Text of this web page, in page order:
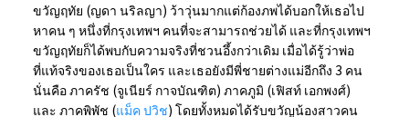
ขวัญฤทัย (ญดา นริลญา) ว้าวุ่นมากแต่ก้องภพได้บอกให้เธอไป
หาคน ๆ หนึ่งที่กรุงเทพฯ คนที่จะสามารถช่วยได้ และที่กรุงเทพฯ
ขวัญฤทัยก็ได้พบกับความจริงที่ชวนอึ้งกว่าเดิม เมื่อได้รู้ว่าพ่อ
ที่แท้จริงของเธอเป็นใคร และเธอยังมีพี่ชายต่างแม่อีกถึง 3 คน
นั่นคือ ภาครัช (จูเนียร์ กาจบัณฑิต) ภาคภูมิ (เฟิสท์ เอกพงศ์)
และ ภาคพิพัช (แม็ค ปวิช) โดยทั้งหมดได้รับขวัญน้องสาวคน